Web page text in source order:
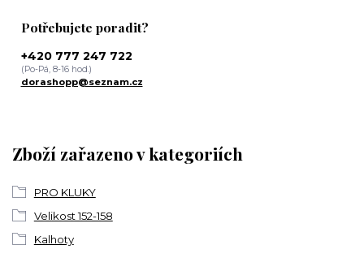
Zboží zařazeno v kategoriích
PRO KLUKY
Velikost 152-158
Kalhoty
Potřebujete poradit?
+420 777 247 722
(Po-Pá, 8-16 hod.)
dorashopp@seznam.cz